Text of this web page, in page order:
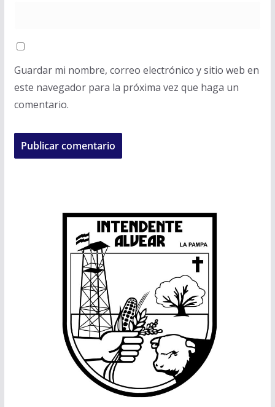
Guardar mi nombre, correo electrónico y sitio web en
este navegador para la próxima vez que haga un
comentario.